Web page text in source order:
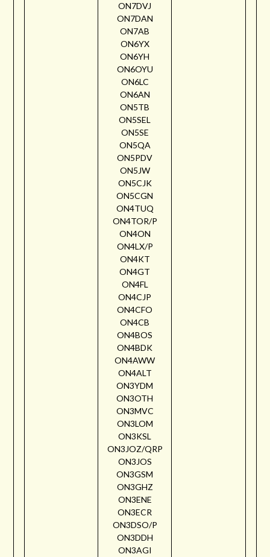
ON7DVJ
ON7DAN
ON7AB
ON6YX
ON6YH
ON6OYU
ON6LC
ON6AN
ON5TB
ON5SEL
ON5SE
ON5QA
ON5PDV
ON5JW
ON5CJK
ON5CGN
ON4TUQ
ON4TOR/P
ON4ON
ON4LX/P
ON4KT
ON4GT
ON4FL
ON4CJP
ON4CFO
ON4CB
ON4BOS
ON4BDK
ON4AWW
ON4ALT
ON3YDM
ON3OTH
ON3MVC
ON3LOM
ON3KSL
ON3JOZ/QRP
ON3JOS
ON3GSM
ON3GHZ
ON3ENE
ON3ECR
ON3DSO/P
ON3DDH
ON3AGI